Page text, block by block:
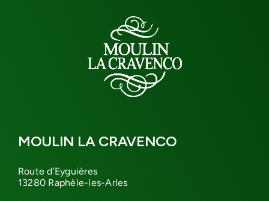
MOULIN LA CRAVENCO
Route d’Eyguières
13280 Raphèle-les-Arles